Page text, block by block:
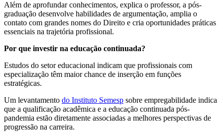
Além de aprofundar conhecimentos, explica o professor, a pós-
graduação desenvolve habilidades de argumentação, amplia o
contato com grandes nomes do Direito e cria oportunidades práticas
essenciais na trajetória profissional.
Por que investir na educação continuada?
Estudos do setor educacional indicam que profissionais com
especialização têm maior chance de inserção em funções
estratégicas.
Um levantamento do Instituto Semesp sobre empregabilidade indica
que a qualificação acadêmica e a educação continuada pós-
pandemia estão diretamente associadas a melhores perspectivas de
progressão na carreira.